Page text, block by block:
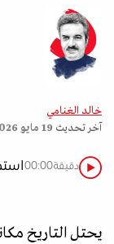
خالد الغنامي
آخر تحديث 19 مايو 2026
00:00دقيقة
يحتل التاريخ